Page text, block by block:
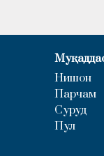
Нишон
Парчам
Суруд
Пул